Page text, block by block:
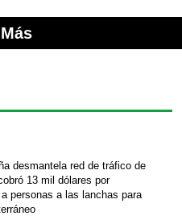
desmantela red de tráfico de
13 mil dólares por
personas a las lanchas para